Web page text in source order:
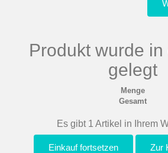
Produkt wurde
gelegt
Menge
Gesamt
Es gibt 1 Artikel in Ihrem
Einkauf fortsetzen Zur